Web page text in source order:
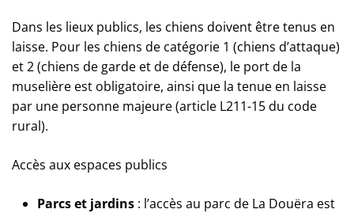
Dans les lieux publics, les chiens doivent être tenus en
laisse. Pour les chiens de catégorie 1 (chiens d’attaque)
et 2 (chiens de garde et de défense), le port de la
muselière est obligatoire, ainsi que la tenue en laisse
par une personne majeure (article L211-15 du code
rural).
Accès aux espaces publics
Parcs et jardins : l’accès au parc de La Douëra est